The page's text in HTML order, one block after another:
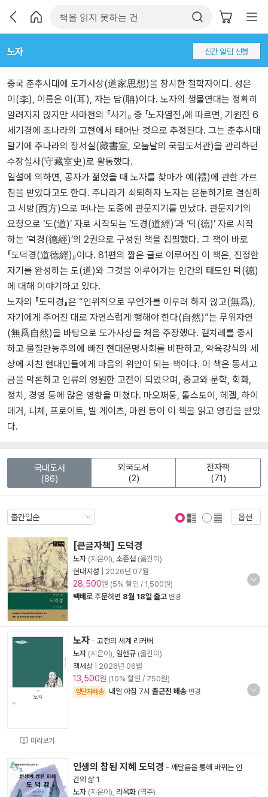
노자 신간 알림 신청
중국 춘추시대에 도가사상(道家思想)을 창시한 철학자이다. 성은
이(李), 이름은 이(耳), 자는 담(聃)이다. 노자의 생몰연대는 정확히
알려지지 않지만 사마천의 『사기』 중 「노자열전」에 따르면, 기원전 6
세기경에 초나라의 고현에서 태어난 것으로 추정된다. 그는 춘추시대
말기에 주나라의 장서실(藏書室, 오늘날의 국립도서관)을 관리하던
수장실사(守藏室史)로 활동했다.
일설에 의하면, 공자가 젊었을 때 노자를 찾아가 예(禮)에 관한 가르
침을 받았다고도 한다. 주나라가 쇠퇴하자 노자는 은둔하기로 결심하
고 서방(西方)으로 떠나는 도중에 관문지기를 만났다. 관문지기의
요청으로 ‘도(道)’ 자로 시작되는 ‘도경(道經)’과 ‘덕(德)’ 자로 시작
하는 ‘덕경(德經)’의 2권으로 구성된 책을 집필했다. 그 책이 바로
『도덕경(道德經)』이다. 81편의 짧은 글로 이루어진 이 책은, 진정한
자기를 완성하는 도(道)와 그것을 이루어가는 인간의 태도인 덕(德)
에 대해 이야기하고 있다.
노자의 『도덕경』은 “인위적으로 무언가를 이루려 하지 않고(無爲),
자기에게 주어진 대로 자연스럽게 행해야 한다(自然)”는 무위자연
(無爲自然)을 바탕으로 도가사상을 처음 주장했다. 겉치레를 중시
하고 물질만능주의에 빠진 현대문명사회를 비판하고, 약육강식의 세
상에 지친 현대인들에게 마음의 위안이 되는 책이다. 이 책은 동서고
금을 막론하고 인류의 영원한 고전이 되었으며, 종교와 문학, 회화,
정치, 경영 등에 많은 영향을 미쳤다. 마오쩌둥, 톨스토이, 헤겔, 하이
데거, 니체, 프로이트, 빌 게이츠, 마윈 등이 이 책을 읽고 영감을 받았
다.
국내도서
(86)
외국도서
(2)
전자책
(71)
옵션
[큰글자책] 도덕경
노자 (지은이), 소준섭 (옮긴이)
현대지성
2026년 07월
28,500원 (5% 할인 / 1,500원)
택배로 주문하면 8월 18일 출고 변경
미리보기
노자 - 고전의 세계 리커버
노자 (지은이), 임헌규 (옮긴이)
책세상
2026년 06월
13,500원 (10% 할인 / 750원)
양탄자배송 내일 아침 7시 출근전 배송 변경
인생의 참된 지혜 도덕경 - 깨달음을 통해 바뀌는 인
간의 삶 1
노자 (지은이), 리옥화 (역주)